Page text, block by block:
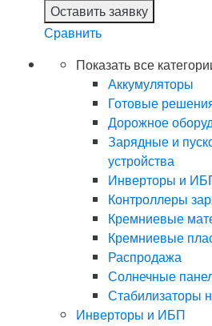
Оставить заявку
Сравнить
Показать все
Аккумуляторы
Готовые
Дорожное
Зарядные и
устройства
Инверторы и
Контроллеры
Кремниевые
Кремниевые
Распродажа
Солнечные
Стабилизаторы
Инверторы и ИБП